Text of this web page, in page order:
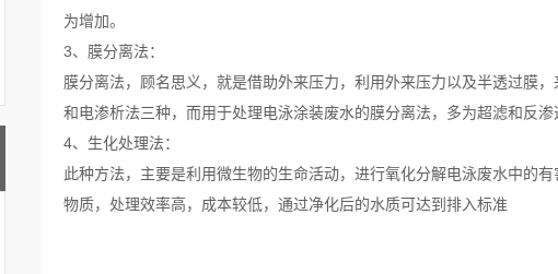
为增加。
3、膜分离法：
膜分离法，顾名思义，就是借助外来压力，利用外来压力以及半透过膜
和电渗析法三种，而用于处理电泳涂装废水的膜分离法，多为超滤和反渗
4、生化处理法：
此种方法，主要是利用微生物的生命活动，进行氧化分解电泳废水中的
物质，处理效率高，成本较低，通过净化后的水质可达到排入标准